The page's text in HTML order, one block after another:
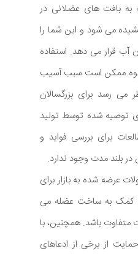
بافت های عضلانی در
می شود و این شما را
قرار می دهد. استفاده
ممکن است سبب آسیب
می رسد برای بزرگسالان
توصیه شده توسط تولید
برای بررسی فواید و
بلند مدت وجود ندارد.
عرضه شده به بازار برای
کمک به ساخت عضله می
باشد. همچنین، با
از برخی از ادعاهای